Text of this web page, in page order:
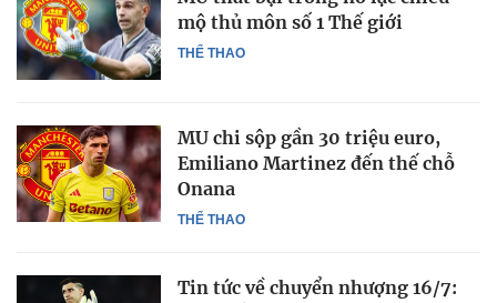
THỂ THAO
mộ thủ môn số 1 Thế giới
THỂ THAO
MU chi sộp gần 30 triệu euro,
Emiliano Martinez đến thế chỗ
Onana
Tin tức về chuyển nhượng 16/7: